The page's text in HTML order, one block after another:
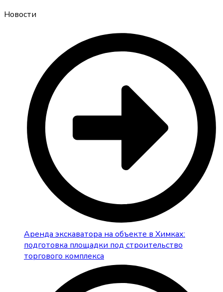
Новости
Аренда экскаватора на объекте в Химках:
подготовка площадки под строительство
торгового комплекса